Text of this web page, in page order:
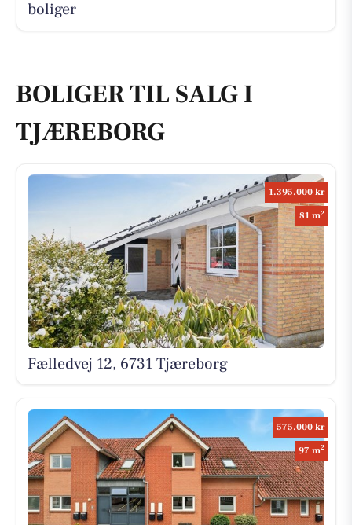
boliger
BOLIGER TIL SALG I
TJÆREBORG
1.395.000 kr
81 m2
Fælledvej 12, 6731 Tjæreborg
575.000 kr
97 m2